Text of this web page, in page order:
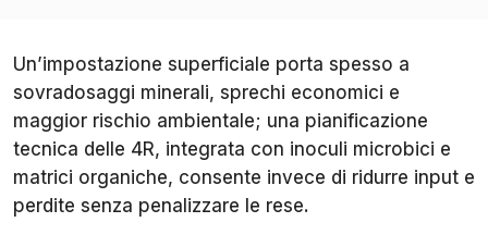
Un’impostazione superficiale porta spesso a
sovradosaggi minerali, sprechi economici e
maggior rischio ambientale; una pianificazione
tecnica delle 4R, integrata con inoculi microbici e
matrici organiche, consente invece di ridurre input e
perdite senza penalizzare le rese.